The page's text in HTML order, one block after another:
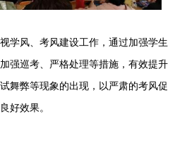
学风、考风建设工作，通过加强学生
强巡考、严格处理等措施，有效提升
舞弊等现象的出现，以严肃的考风促
好效果。